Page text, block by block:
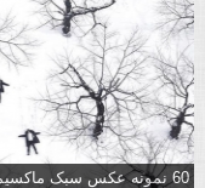
60 نمونه عکس سبک ماکسیمالیسم